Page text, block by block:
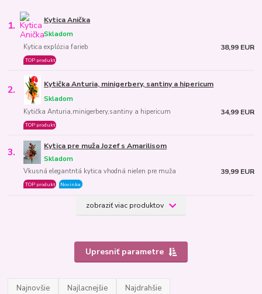
1. Kytica Anička
Kytica explózia farieb
Skladom
TOP produkt
38,99 EUR
2. Kytička Anturia, minigerbery, santiny a hipericum
Kytička Anturia,minigerbery,santiny a hipericum
Skladom
TOP produkt
34,99 EUR
3. Kytica pre muža Jozef s Amarilisom
Vkusná elegantntá kytica vhodná nielen pre muža
Skladom
TOP produkt Novinka
39,99 EUR
zobraziť viac produktov
Upresniť parametre
Najnovšie Najlacnejšie Najdrahšie